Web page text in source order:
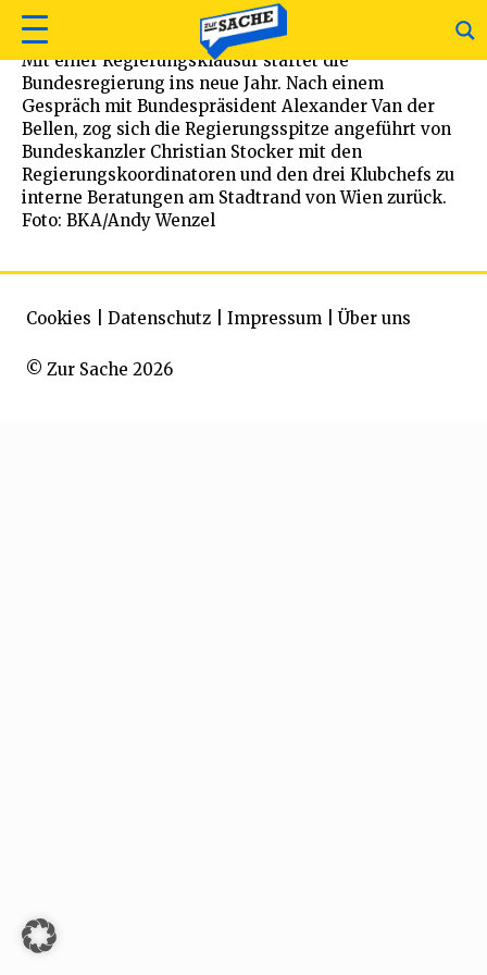
Mit einer Regierungsklausur startet die
Bundesregierung ins neue Jahr. Nach einem
Gespräch mit Bundespräsident Alexander Van der
Bellen, zog sich die Regierungsspitze angeführt von
Bundeskanzler Christian Stocker mit den
Regierungskoordinatoren und den drei Klubchefs zu
interne Beratungen am Stadtrand von Wien zurück.
Foto: BKA/Andy Wenzel
© Zur Sache 2026
Cookies Datenschutz Impressum Über uns